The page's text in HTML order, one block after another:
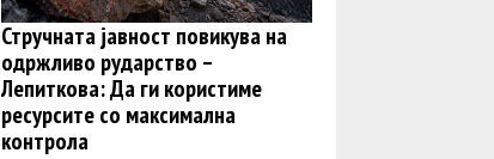
Стручната јавност повикува на
одржливо рударство –
Лепиткова: Да ги користиме
ресурсите со максимална
контрола